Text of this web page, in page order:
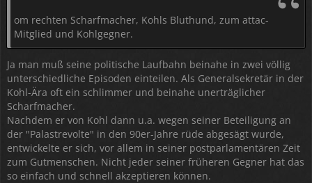
om rechten Scharfmacher, Kohls Bluthund, zum attac-
Mitglied und Kohlgegner.
Ja man muß seine politische Laufbahn beinahe in zwei völlig
unterschiedliche Episoden einteilen. Als Generalsekretär in der
Kohl-Ära oft ein schlimmer und beinahe unerträglicher
Scharfmacher.
Nachdem er von Kohl dann u.a. wegen seiner Beteiligung an
der "Palastrevolte" in den 90er-Jahre rüde abgesägt wurde,
entwickelte er sich, vor allem in seiner postparlamentären Zeit
zum Gutmenschen. Nicht jeder seiner früheren Gegner hat das
so einfach und schnell akzeptieren können.